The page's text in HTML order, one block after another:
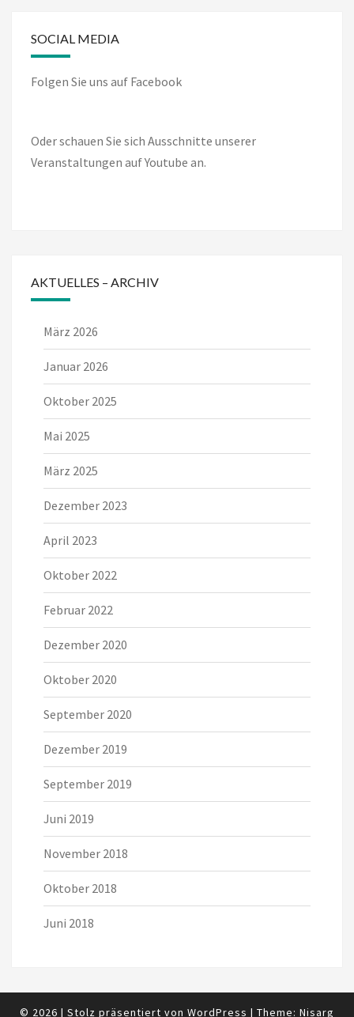
SOCIAL MEDIA
Folgen Sie uns auf Facebook
Oder schauen Sie sich Ausschnitte unserer
Veranstaltungen auf Youtube an.
AKTUELLES – ARCHIV
März 2026
Januar 2026
Oktober 2025
Mai 2025
März 2025
Dezember 2023
April 2023
Oktober 2022
Februar 2022
Dezember 2020
Oktober 2020
September 2020
Dezember 2019
September 2019
Juni 2019
November 2018
Oktober 2018
Juni 2018
© 2026 | Stolz präsentiert von WordPress | Theme: Nisarg